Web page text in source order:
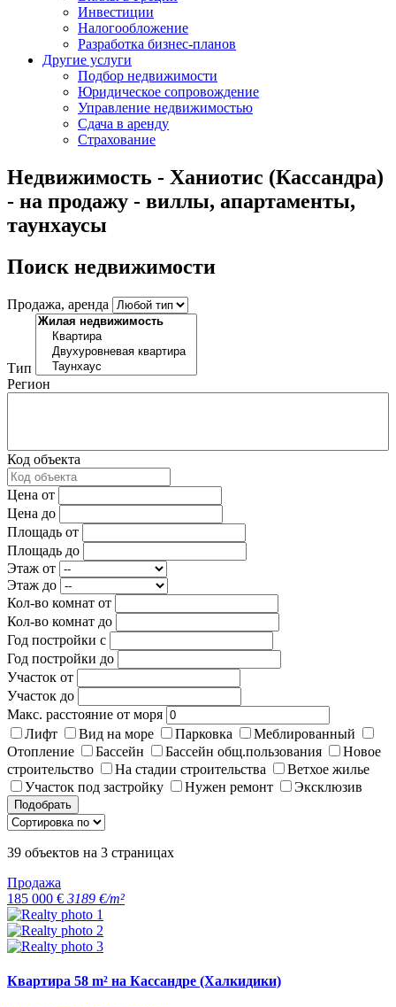
Инвестиции
Налогообложение
Разработка бизнес-планов
Другие услуги
Подбор недвижимости
Юридическое сопровождение
Управление недвижимостью
Сдача в аренду
Страхование
Недвижимость - Ханиотис (Кассандра)
- на продажу - виллы, апартаменты,
таунхаусы
Поиск недвижимости
Продажа, аренда
Тип
Регион
Код объекта
Цена от
Цена до
Площадь от
Площадь до
Этаж от
Этаж до
Кол-во комнат от
Кол-во комнат до
Год постройки с
Год постройки до
Участок от
Участок до
Макс. расстояние от моря
Лифт
Вид на море Парковка
Меблированный
Отопление
Бассейн Бассейн общ.пользования
Новое
строительство
На стадии строительства
Ветхое жилье
Участок под застройку
Нужен ремонт Эксклюзив
Подобрать
39 объектов на 3 страницах
Продажа
185 000 € 3189 €/m²
Квартира 58 m² на Кассандре (Халкидики)